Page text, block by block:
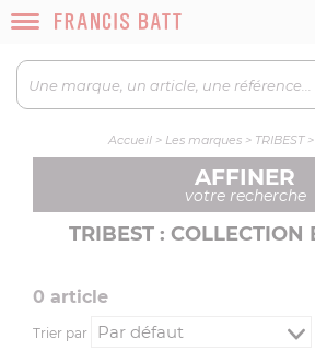
Accueil> Les marques> TRIBEST>
AFFINER
votre recherche
TRIBEST : COLLECTION
0 article
Trier par